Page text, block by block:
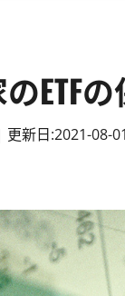
ETF
新日:2021-08-01